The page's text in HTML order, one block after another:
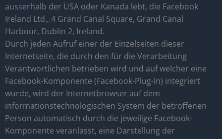
ausserhalb der USA oder Kanada lebt, die Facebook
Ireland Ltd., 4 Grand Canal Square, Grand Canal
Harbour, Dublin 2, Ireland.
Durch jeden Aufruf einer der Einzelseiten dieser
Internetseite, die durch den für die Verarbeitung
Verantwortlichen betrieben wird und auf welcher eine
Facebook-Komponente (Facebook-Plug-In) integriert
wurde, wird der Internetbrowser auf dem
informationstechnologischen System der betroffenen
Person automatisch durch die jeweilige Facebook-
Komponente veranlasst, eine Darstellung der